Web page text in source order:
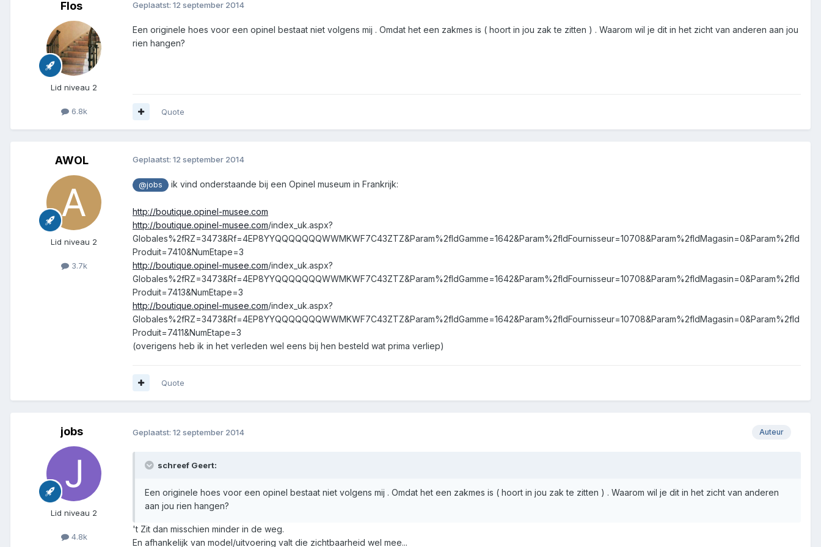
Flos
Lid niveau 2
6.8k
Geplaatst: 12 september 2014
Een originele hoes voor een opinel bestaat niet volgens mij . Omdat het een zakmes is ( hoort in jou zak te zitten ) . Waarom wil je dit in het zicht van anderen aan jou
rien hangen?
Quote
AWOL
Lid niveau 2
3.7k
Geplaatst: 12 september 2014
@jobs ik vind onderstaande bij een Opinel museum in Frankrijk:
http://boutique.opinel-musee.com
http://boutique.opinel-musee.com/index_uk.aspx?
Globales%2fRZ=3473&Rf=4EP8YYQQQQQQQWWMKWF7C43ZTZ&Param%2fIdGamme=1642&Param%2fIdFournisseur=10708&Param%2fIdMagasin=0&Param%2fId
Produit=7410&NumEtape=3
http://boutique.opinel-musee.com/index_uk.aspx?
Globales%2fRZ=3473&Rf=4EP8YYQQQQQQQWWMKWF7C43ZTZ&Param%2fIdGamme=1642&Param%2fIdFournisseur=10708&Param%2fIdMagasin=0&Param%2fId
Produit=7413&NumEtape=3
http://boutique.opinel-musee.com/index_uk.aspx?
Globales%2fRZ=3473&Rf=4EP8YYQQQQQQQWWMKWF7C43ZTZ&Param%2fIdGamme=1642&Param%2fIdFournisseur=10708&Param%2fIdMagasin=0&Param%2fId
Produit=7411&NumEtape=3
(overigens heb ik in het verleden wel eens bij hen besteld wat prima verliep)
Quote
jobs
Lid niveau 2
4.8k
Auteur
Geplaatst: 12 september 2014
schreef Geert:
Een originele hoes voor een opinel bestaat niet volgens mij . Omdat het een zakmes is ( hoort in jou zak te zitten ) . Waarom wil je dit in het zicht van anderen
aan jou rien hangen?
't Zit dan misschien minder in de weg.
En afhankelijk van model/uitvoering valt die zichtbaarheid wel mee...